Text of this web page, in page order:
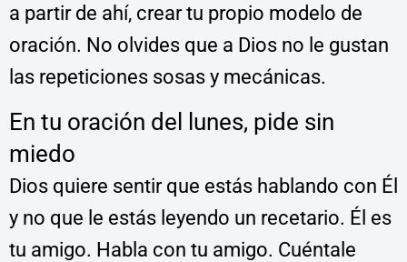
a partir de ahí, crear tu propio modelo de
oración. No olvides que a Dios no le gustan
las repeticiones sosas y mecánicas.
En tu oración del lunes, pide sin
miedo
Dios quiere sentir que estás hablando con Él
y no que le estás leyendo un recetario. Él es
tu amigo. Habla con tu amigo. Cuéntale